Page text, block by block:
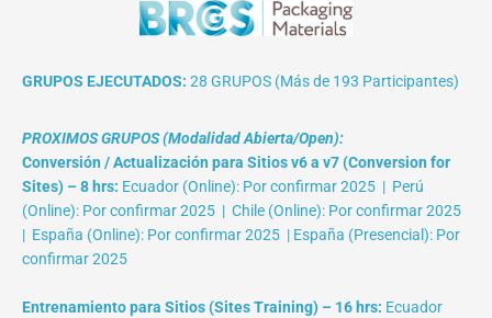
GRUPOS EJECUTADOS: 28 GRUPOS (Más de 193 Participantes)
PROXIMOS GRUPOS (Modalidad Abierta/Open):
Conversión / Actualización para Sitios v6 a v7 (Conversion for
Sites) – 8 hrs: Ecuador (Online): Por confirmar 2025 | Perú
(Online): Por confirmar 2025 | Chile (Online): Por confirmar 2025
| España (Online): Por confirmar 2025 | España (Presencial): Por
confirmar 2025
Entrenamiento para Sitios (Sites Training) – 16 hrs: Ecuador